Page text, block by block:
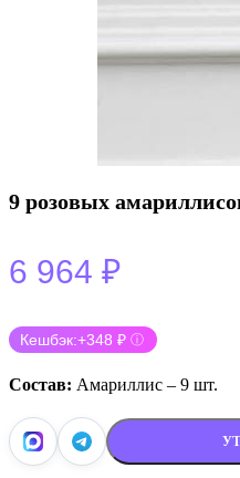
9 розовых
6 964 ₽
Кешбэк:+348 ₽ ⓘ
Состав: Амариллис – 9 шт.